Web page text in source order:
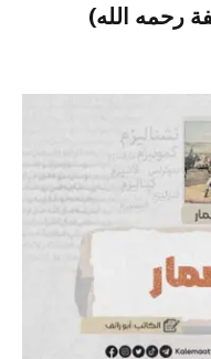
رحمه الله)